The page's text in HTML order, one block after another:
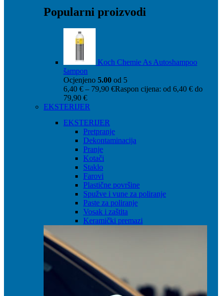
Popularni proizvodi
Koch Chemie As Autoshampoo
šampon
Ocjenjeno 5.00 od 5
6,40 € – 79,90 €Raspon cijena: od 6,40 € do
79,90 €
EKSTERIJER
EKSTERIJER
Pretpranje
Dekontaminacija
Pranje
Kotači
Staklo
Farovi
Plastične površine
Spužve i vune za poliranje
Paste za poliranje
Vosak i zaštita
Keramički premazi